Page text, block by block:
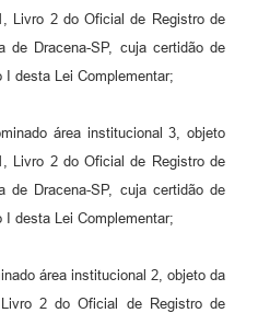
Livro 2 do Oficial de Registro de
de Dracena-SP, cuja certidão de
desta Lei Complementar;
área institucional 3, objeto
Livro 2 do Oficial de Registro de
de Dracena-SP, cuja certidão de
desta Lei Complementar;
área institucional 2, objeto da
2 do Oficial de Registro de